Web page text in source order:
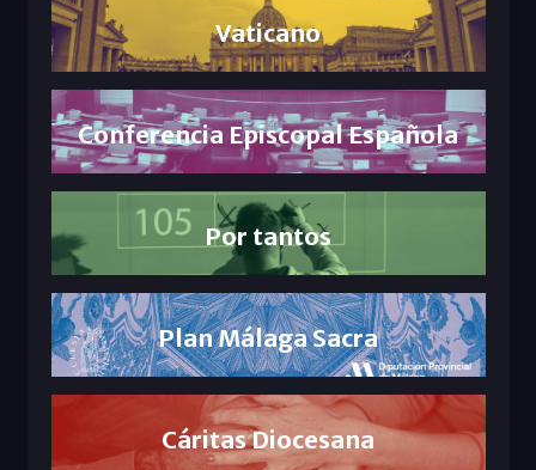
Vaticano
Conferencia Episcopal Española
Por tantos
Plan Málaga Sacra
Cáritas Diocesana